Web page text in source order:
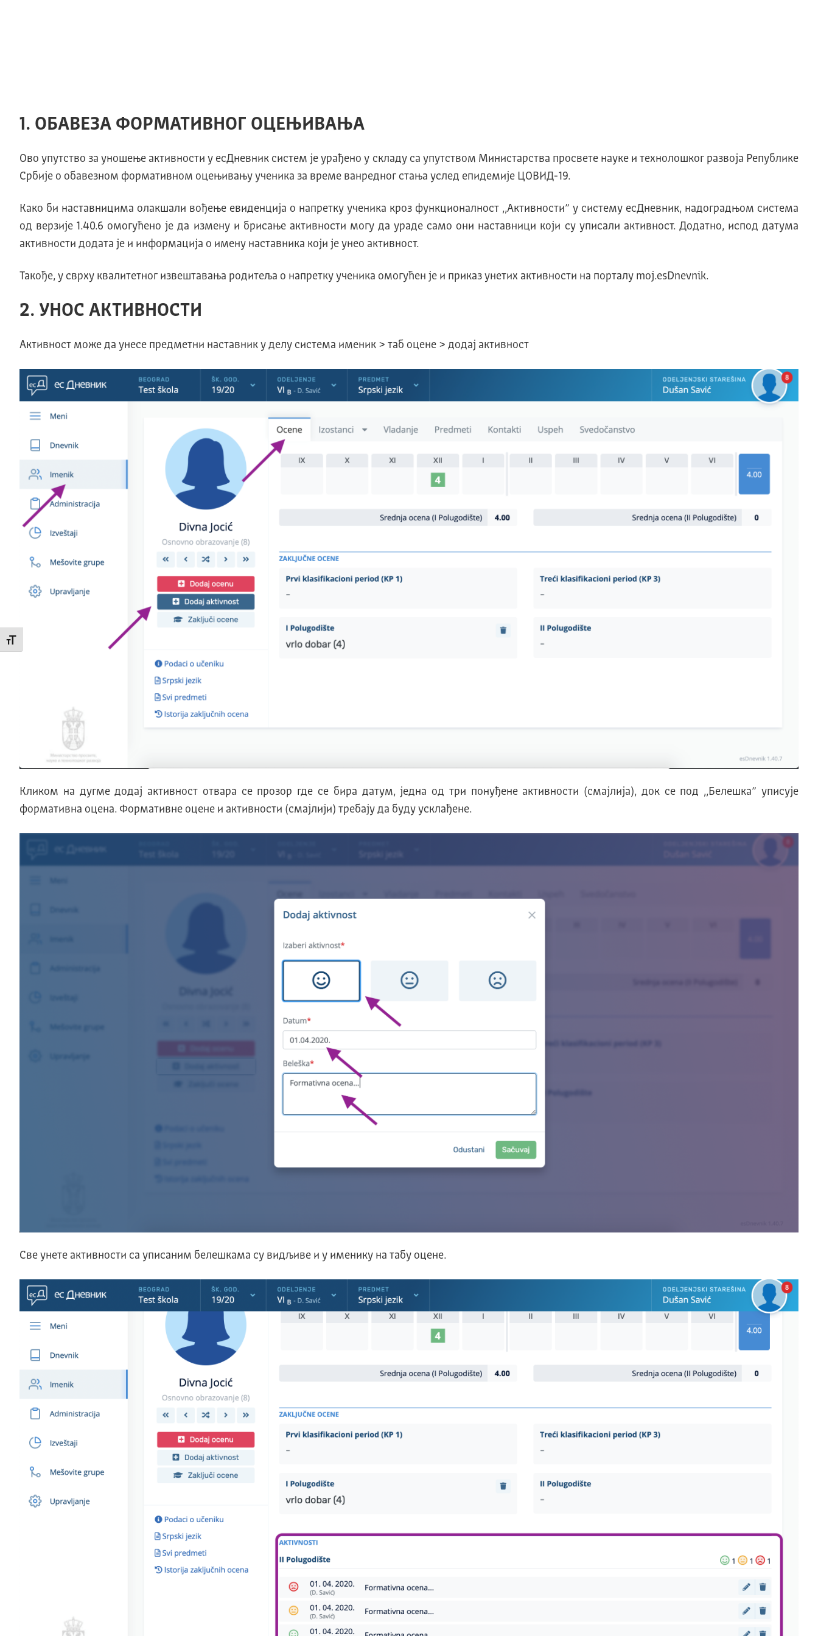
Промени величину слова
1. ОБАВЕЗА ФОРМАТИВНОГ ОЦЕЊИВАЊА
Ово упутство за уношење активности у есДневник систем је урађено у складу са упутством Министарства просвете науке и технолошког развоја Републике
Србије о обавезном формативном оцењивању ученика за време ванредног стања услед епидемије ЦОВИД-19.
Како би наставницима олакшали вођење евиденција о напретку ученика кроз функционалност ,,Активности” у систему есДневник, надоградњом система
од верзије 1.40.6 омогућено је да измену и брисање активности могу да ураде само они наставници који су уписали активност. Додатно, испод датума
активности додата је и информација о имену наставника који је унео активност.
Такође, у сврху квалитетног извештавања родитеља о напретку ученика омогућен је и приказ унетих активности на порталу moj.esDnevnik.
2. УНОС АКТИВНОСТИ
Активност може да унесе предметни наставник у делу система именик > таб оцене > додај активност
Кликом на дугме додај активност отвара се прозор где се бира датум, једна од три понуђене активности (смајлија), док се под ,,Белешка” уписује
формативна оцена. Формативне оцене и активности (смајлији) требају да буду усклађене.
Све унете активности са уписаним белешкама су видљиве и у именику на табу оцене.